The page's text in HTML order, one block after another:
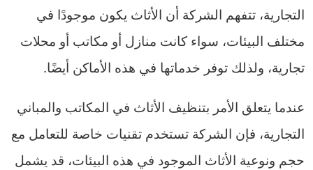
التجارية، تتفهم الشركة أن الأثاث يكون موجودًا في
مختلف البيئات، سواء كانت منازل أو مكاتب أو محلات
تجارية، ولذلك توفر خدماتها في هذه الأماكن أيضًا.
عندما يتعلق الأمر بتنظيف الأثاث في المكاتب والمباني
التجارية، فإن الشركة تستخدم تقنيات خاصة للتعامل مع
حجم ونوعية الأثاث الموجود في هذه البيئات، قد يشمل